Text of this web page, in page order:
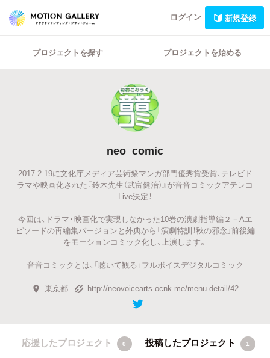
ログイン 新規登録
プロジェクトを探す プロジェクトを始める
neo_comic
2017.2.19に文化庁メディア芸術祭マンガ部門優秀賞受賞、テレビド
ラマや映画化された『鈴木先生（武富健治）』が音音コミックアテレコ
Live決定！
今回は、ドラマ・映画化で実現しなかった10巻の演劇指導編２－Aエ
ピソードの再編集バージョンと外典から「演劇特訓！秋の邪念」前後編
をモーションコミック化し、上演します。
音音コミックとは、「聴いて観る」フルボイスデジタルコミック
東京都 http://neovoicearts.ocnk.me/menu-detail/42
応援したプロジェクト 0 投稿したプロジェクト 1